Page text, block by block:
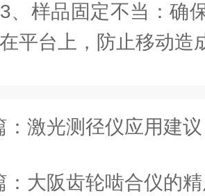
品固定不当：确保
平台上，防止移动造
激光测径仪应用建议
大阪齿轮啮合仪的